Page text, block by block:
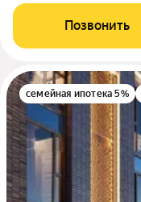
Позвонить
семейная ипотека 5%